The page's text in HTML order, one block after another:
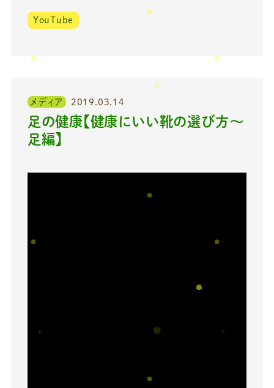
YouTube
メディア 2019.03.14
足の健康【健康にいい靴の選び方〜
足編】